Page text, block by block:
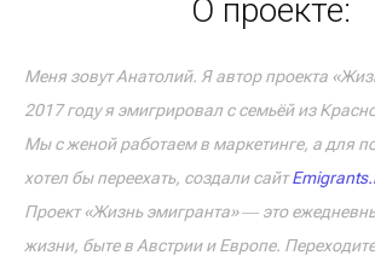
О проекте:
Меня зовут Анатолий. Я автор проекта
2017 году я эмигрировал с семьёй из
Мы с женой работаем в маркетинге, а для
хотел бы переехать, создали сайт
Проект «Жизнь эмигранта» ― это
жизни, быте в Австрии и Европе.